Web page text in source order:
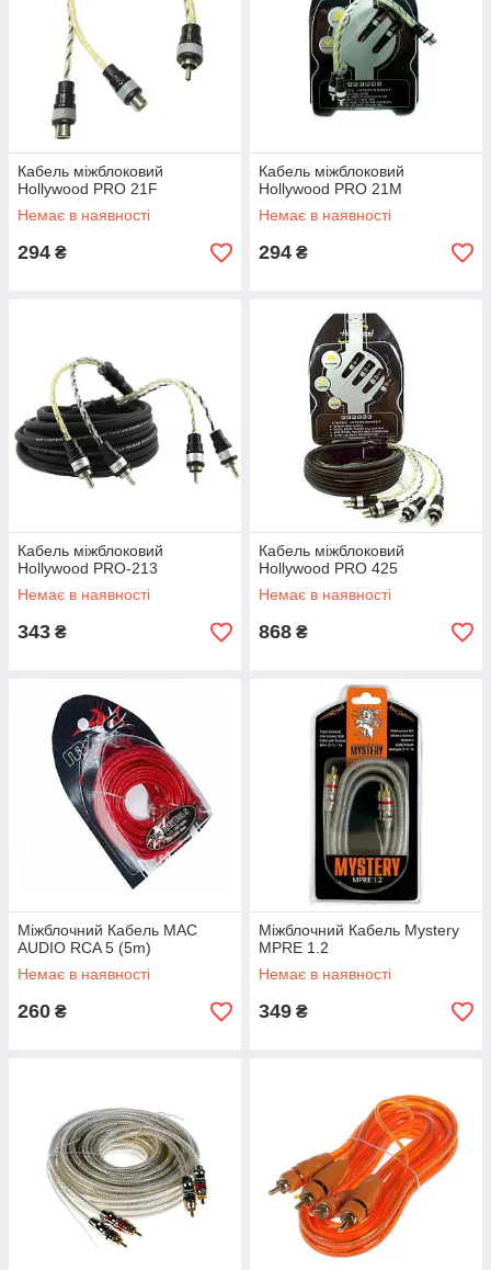
Кабель міжблоковий
Hollywood PRO 21F
Немає в наявності
294 ₴
Кабель міжблоковий
Hollywood PRO 21M
Немає в наявності
294 ₴
Кабель міжблоковий
Hollywood PRO-213
Немає в наявності
343 ₴
Кабель міжблоковий
Hollywood PRO 425
Немає в наявності
868 ₴
Міжблочний Кабель MAC
AUDIO RCA 5 (5m)
Немає в наявності
260 ₴
Міжблочний Кабель Mystery
MPRE 1.2
Немає в наявності
349 ₴